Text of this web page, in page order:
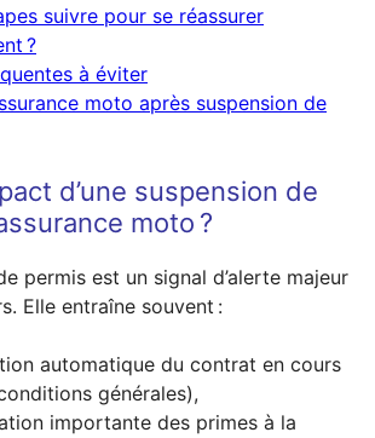
suivre pour se réassurer
?
à éviter
moto après suspension de
d’une suspension de
moto ?
permis est un signal d’alerte majeur
Elle entraîne souvent :
automatique du contrat en cours
générales),
importante des primes à la